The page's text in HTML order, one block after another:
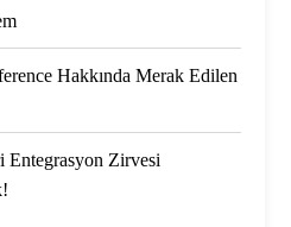
Hakkında Merak Edilen
Entegrasyon Zirvesi